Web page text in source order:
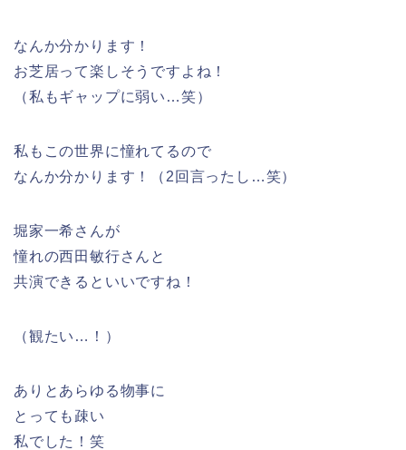
なんか分かります！
お芝居って楽しそうですよね！
（私もギャップに弱い…笑）
私もこの世界に憧れてるので
なんか分かります！（2回言ったし…笑）
堀家一希さんが
憧れの西田敏行さんと
共演できるといいですね！
（観たい…！）
ありとあらゆる物事に
とっても疎い
私でした！笑